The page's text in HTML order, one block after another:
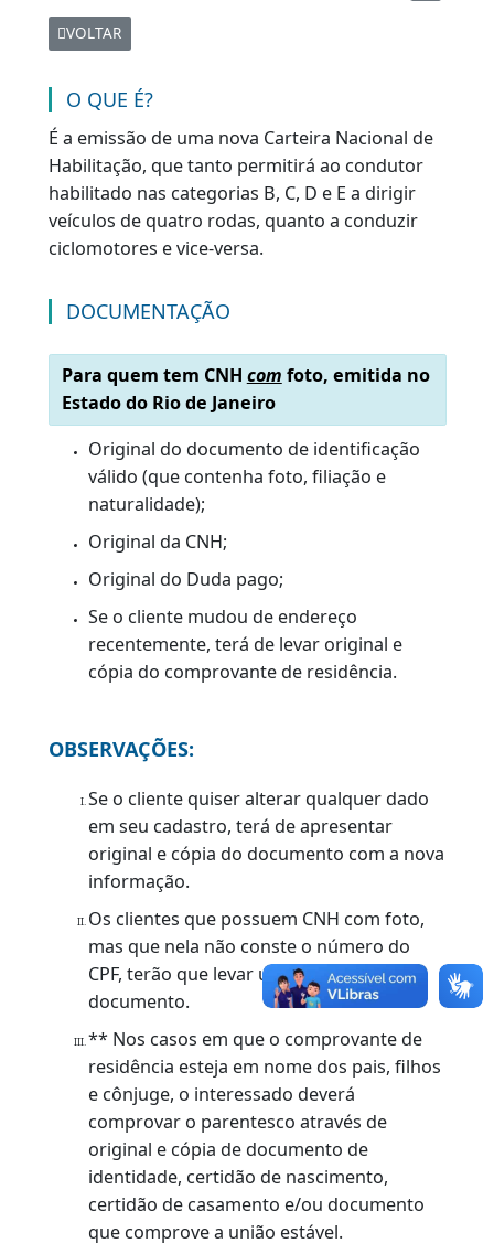
Adição de ACC ou de
categoria
Share Copy
VOLTAR
O QUE É?
Habilitação, que tanto permitirá ao condutor
habilitado nas categorias B, C, D e E a dirigir
ciclomotores e vice-versa.
DOCUMENTAÇÃO
Para quem tem CNH comfoto, emitida no
Estado do Rio de Janeiro
Original do documento de identificação
naturalidade);
Original da CNH;
Original do Duda pago;
Se o cliente mudou de endereço
recentemente, terá de levar original e
cópia do comprovante de residência.
Se o cliente quiser alterar qualquer dado
em seu cadastro, terá de apresentar
original e cópia do documento com a nova
informação.
Os clientes que possuem CNH com foto,
mas que nela não conste o número do